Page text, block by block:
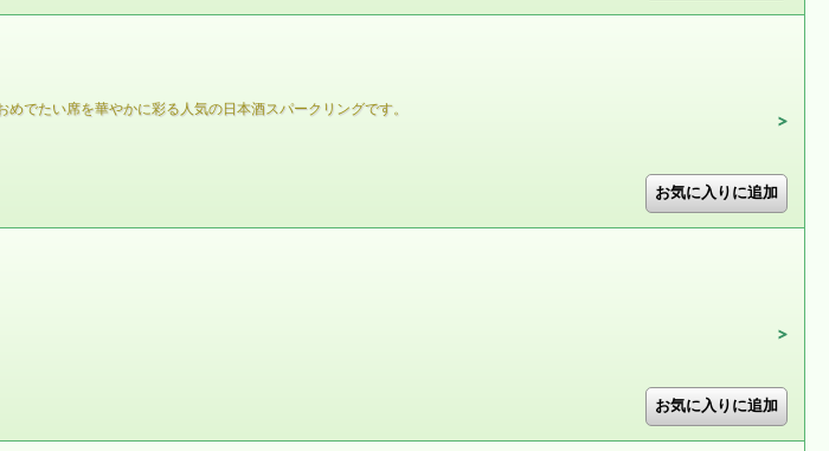
でたい席を華やかに彩る人気の日本酒スパークリングです。